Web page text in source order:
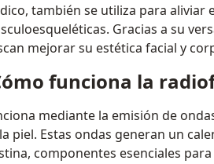
también se utiliza para
Gracias a su
mejorar su estética facial y
funciona la
mediante la emisión de
piel. Estas ondas generan un
componentes esenciales